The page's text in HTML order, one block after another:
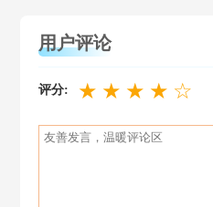
用户评论
评分: ★ ★ ★ ★ ☆